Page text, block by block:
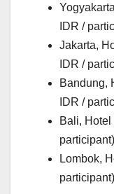
IDR /
Jakarta,
IDR /
Bandung,
IDR /
Bali,
participant)
Lombok,
participant)